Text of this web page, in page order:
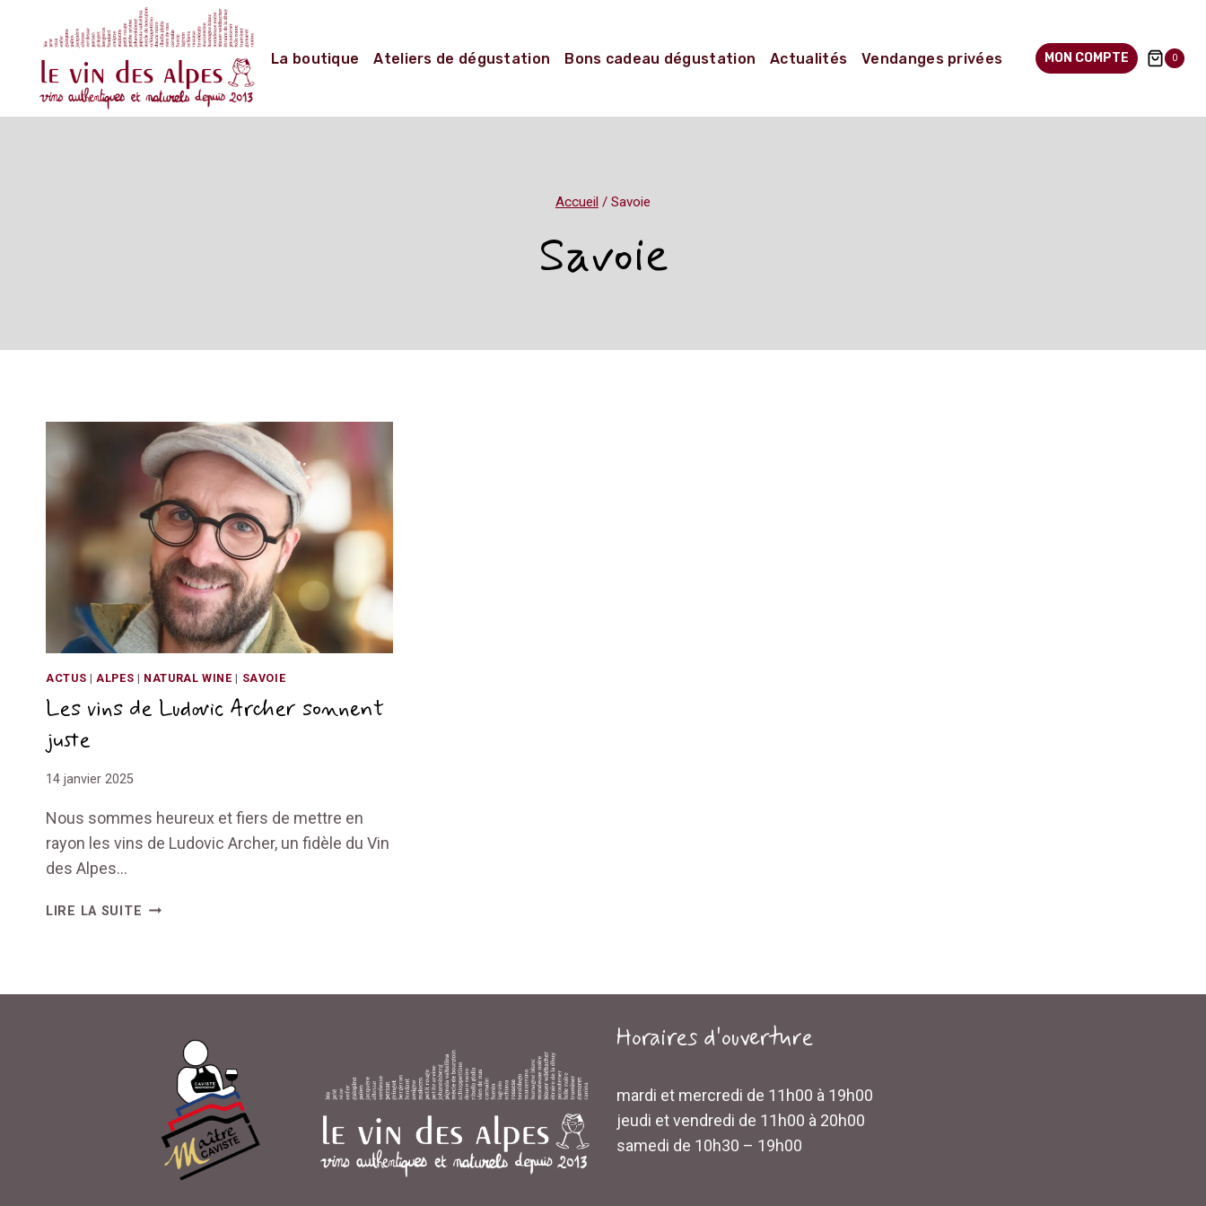
contenu
La boutique Ateliers de dégustation Bons cadeau dégustation Actualités Vendanges privées MON COMPTE 0
Accueil / Savoie
Savoie
ACTUS |ALPES | NATURAL WINE | SAVOIE
Les vins de Ludovic Archer sonnent
juste
14 janvier 2025
Nous sommes heureux et fiers de mettre en
rayon les vins de Ludovic Archer, un fidèle du Vin
des Alpes…
LIRE LA SUITE LES
Horaires d'ouverture
mardi et mercredi de 11h00 à 19h00
jeudi et vendredi de 11h00 à 20h00
samedi de 10h30 – 19h00